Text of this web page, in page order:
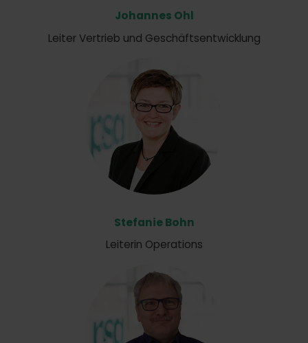
Johannes Ohl
Leiter Vertrieb und Geschäftsentwicklung
Stefanie Bohn
Leiterin Operations